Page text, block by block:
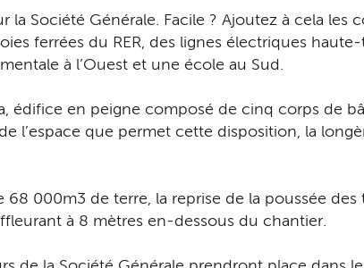
Société Générale. Facile ? Ajoutez à cela les
ferrées du RER, des lignes électriques
à l’Ouest et une école au Sud.
édifice en peigne composé de cinq corps de
l’espace que permet cette disposition, la
000m3 de terre, la reprise de la poussée des
à 8 mètres en-dessous du chantier.